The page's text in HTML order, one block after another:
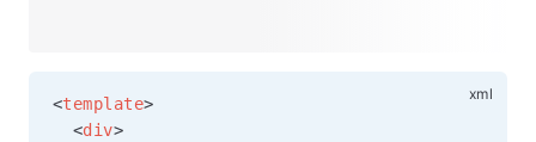
<template>
<div>